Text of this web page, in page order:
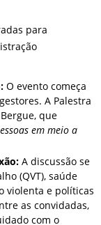
para
O evento começa
A Palestra
que
em meio a
A discussão se
(QVT), saúde
violenta e políticas
as convidadas,
com o